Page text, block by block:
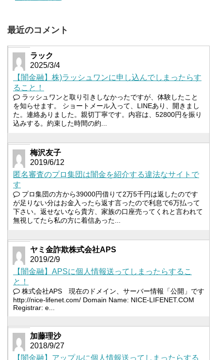
最近のコメント
ラック
2025/3/4
【闇金融】株)ラッシュワンに申し込んでしまったらす
ること！
ラッシュワンと取り引きしなかったですが、体験したこと
を知らせます。 ショートメール入って、LINEあり、開きまし
た。連絡ありました。親切丁寧です。内容は、52800円を振り
込みする。約束した時間の約...
梅沢友子
2019/6/12
匿名審査のプロ集団は闇金を紹介する違法なサイトで
す
プロ集団の方から39000円借りて2万5千円は返したのです
が足りない分はお金入ったら返す言ったので利息で6万払って
下さい。返せないなら貴方、家族の口座売ってくれと言われて
無視してたら私の方に着信あった...
ヤミ金詐欺株式会社APS
2019/2/9
【闇金融】APSに個人情報送ってしまったらするこ
と！
株式会社APS 現在のドメイン、サーバー情報「公開」です
http://nice-lifenet.com/ Domain Name: NICE-LIFENET.COM
Registrar: e...
加藤理沙
2018/9/27
【闇金融】アップルに個人情報送ってしまったらする